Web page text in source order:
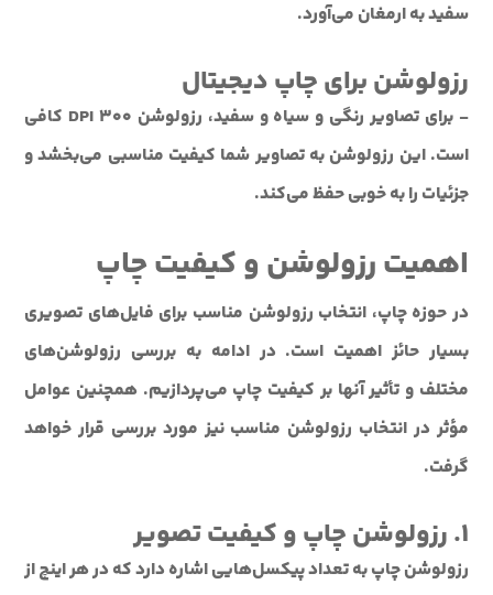
سفید به ارمغان می‌آورد.
رزولوشن برای چاپ دیجیتال
- برای تصاویر رنگی و سیاه و سفید، رزولوشن 300 DPI کافی
است. این رزولوشن به تصاویر شما کیفیت مناسبی می‌بخشد و
جزئیات را به خوبی حفظ می‌کند.
اهمیت رزولوشن و کیفیت چاپ
در حوزه چاپ، انتخاب رزولوشن مناسب برای فایل‌های تصویری
بسیار حائز اهمیت است. در ادامه به بررسی رزولوشن‌های
مختلف و تأثیر آنها بر کیفیت چاپ می‌پردازیم. همچنین عوامل
مؤثر در انتخاب رزولوشن مناسب نیز مورد بررسی قرار خواهد
گرفت.
۱. رزولوشن چاپ و کیفیت تصویر
رزولوشن چاپ به تعداد پیکسل‌هایی اشاره دارد که در هر اینچ از